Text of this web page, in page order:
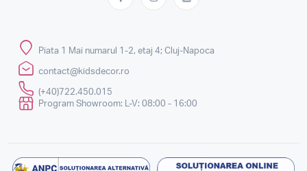
Piata 1 Mai numarul 1-2, etaj 4; Cluj-Napoca
contact@kidsdecor.ro
(+40)722.450.015
Program Showroom: L-V: 08:00 - 16:00